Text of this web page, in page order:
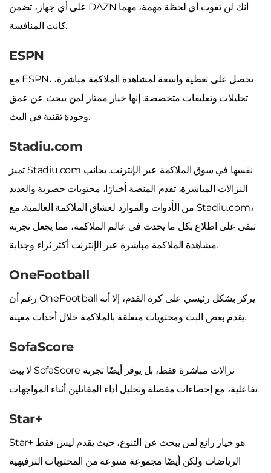
على أي جهاز، تضمن DAZN أنك لن تفوت أي لحظة مهمة، مهما
كانت المنافسة.
ESPN
مع ESPN، تحصل على تغطية واسعة لمشاهدة الملاكمة مباشرة،
تحليلات وتعليقات متخصصة. إنها خيار ممتاز لمن يبحث عن عمق
وجودة تقنية في البث.
Stadiu.com
تميز Stadiu.com نفسها في سوق الملاكمة عبر الإنترنت. بجانب
النزالات المباشرة، تقدم المنصة أخبارًا، محتويات حصرية والعديد
من الأدوات والموارد لعشاق الملاكمة العالمية. مع Stadiu.com،
تبقى على اطلاع بكل ما يحدث في عالم الملاكمة، مما يجعل تجربة
مشاهدة الملاكمة مباشرة عبر الإنترنت أكثر ثراء وجذابة.
OneFootball
رغم أن OneFootball يركز بشكل رئيسي على كرة القدم، إلا أنه
يقدم بعض البث ومحتويات متعلقة بالملاكمة خلال أحداث معينة.
SofaScore
لا يبث SofaScore نزالات مباشرة فقط، بل يوفر أيضًا تجربة
تفاعلية، مع إحصاءات مفصلة وتحليل أداء المقاتلين أثناء المواجهات.
Star+
Star+ هو خيار رائع لمن يبحث عن التنوع، حيث يقدم ليس فقط
الرياضات ولكن أيضًا مجموعة متنوعة من المحتويات الترفيهية